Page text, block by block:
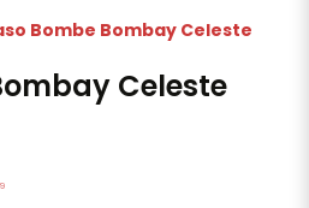
Bombe Bombay Celeste
Celeste